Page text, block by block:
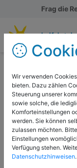
Frag die
Barcelona
Das Meininger
L’Hospitalet de
nur wenige
Via, einem der
nächste U-Bahn-
fußläufig entfernt.
Wir verwenden
bieten. Dazu zählen
Steuerung unserer
sowie solche, die
Komforteinstellungen
werden. Sie können
zulassen möchten.
Einstellungen
Verfügung stehen.
Datenschutzhinweisen.